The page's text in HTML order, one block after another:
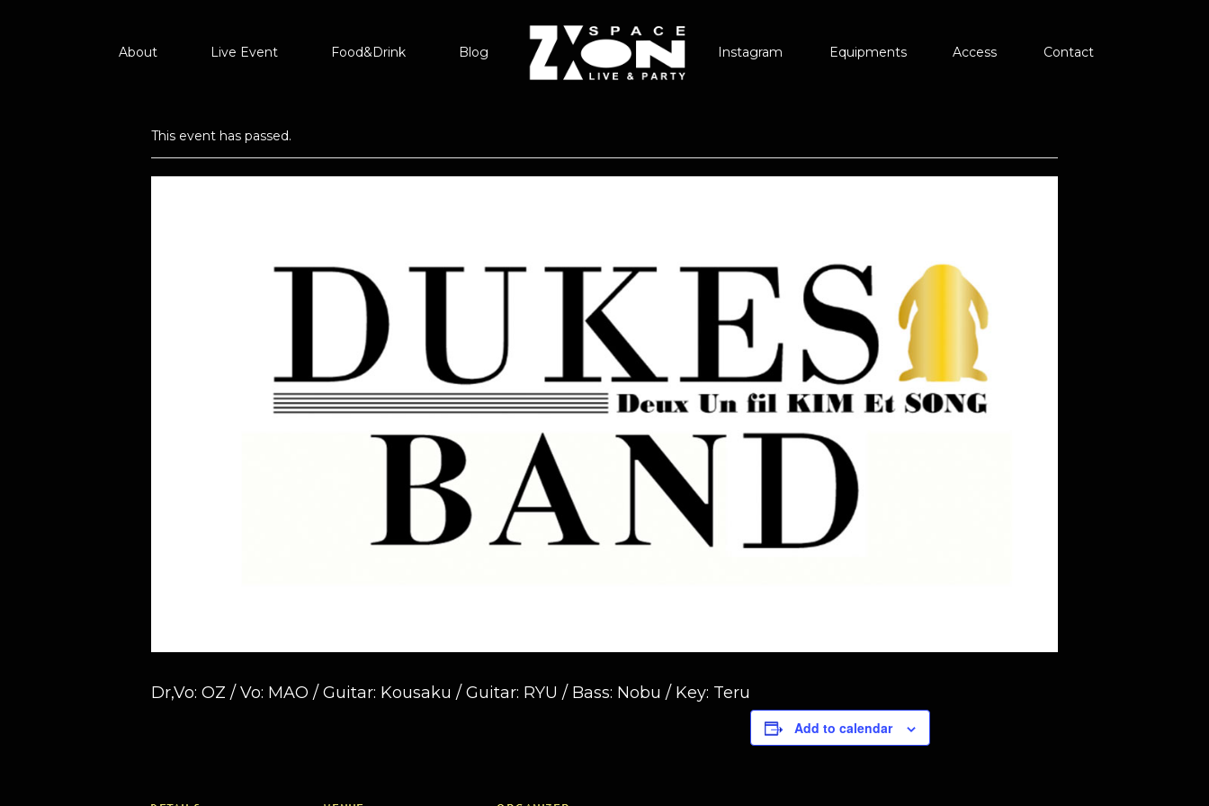
About Live Event Food&Drink Blog Instagram Equipments Access Contact
This event has passed.
Dr,Vo: OZ / Vo: MAO / Guitar: Kousaku / Guitar: RYU / Bass: Nobu / Key: Teru
Add to calendar